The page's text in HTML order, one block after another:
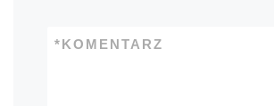
KOMENTARZ
*